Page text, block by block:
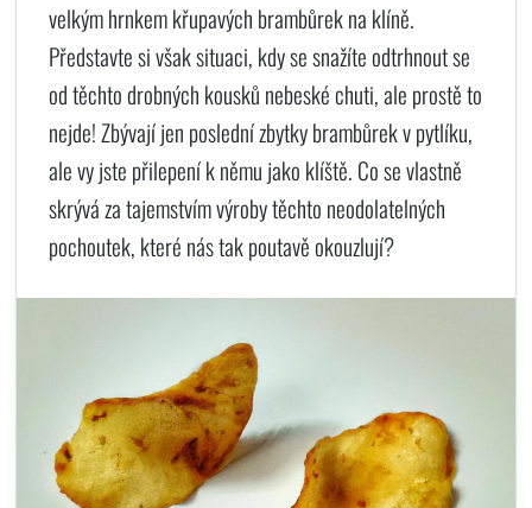
velkým hrnkem křupavých brambůrek na klíně.
Představte si však situaci, kdy se snažíte odtrhnout se
od těchto drobných kousků nebeské chuti, ale prostě to
nejde! Zbývají jen poslední zbytky brambůrek v pytlíku,
ale vy jste přilepení k němu jako klíště. Co se vlastně
skrývá za tajemstvím výroby těchto neodolatelných
pochoutek, které nás tak poutavě okouzlují?